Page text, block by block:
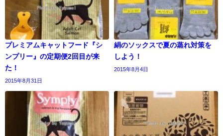
プレミアムキャットフード『シ
ンプリー』の定期便2回目が来
た！
2015年8月31日
絹のソックスで夏の蒸れ対策を
しよう！
2015年8月4日